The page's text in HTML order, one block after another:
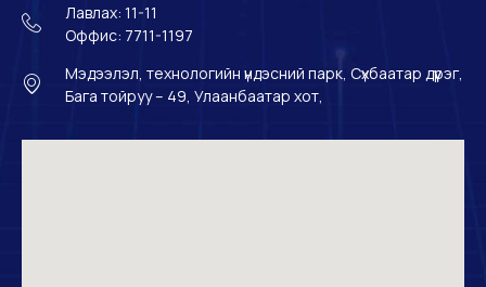
Лавлах: 11-11
Оффис: 7711-1197
Мэдээлэл, технологийн үндэсний парк, Сүхбаатар дүүрэг,
Бага тойруу – 49, Улаанбаатар хот,